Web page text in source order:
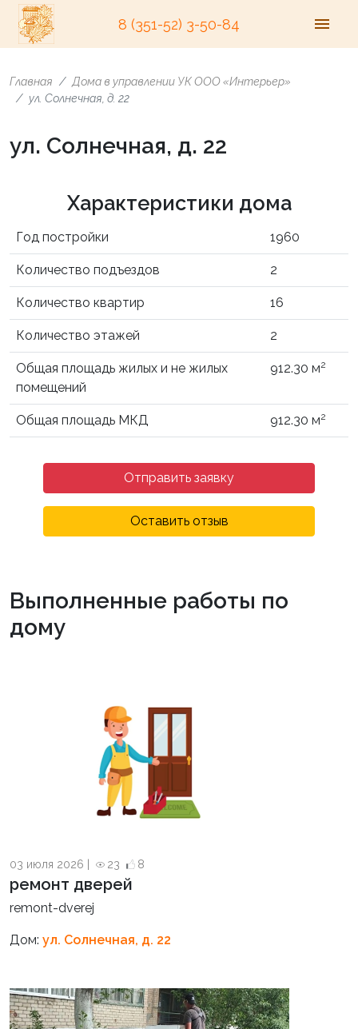
8 (351-52) 3-50-84
Главная
Дома в управлении УК ООО «Интерьер»
ул. Солнечная, д. 22
ул. Солнечная, д. 22
Характеристики дома
Год постройки 1960
Количество подъездов 2
Количество квартир 16
Количество этажей 2
Общая площадь жилых и не жилых
помещений
912.30 м2
Общая площадь МКД 912.30 м2
Отправить заявку
Оставить отзыв
Выполненные работы по
дому
03 июля 2026 | 23 8
ремонт дверей
remont-dverej
Дом: ул. Солнечная, д. 22